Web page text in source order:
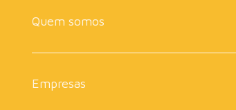
Quem somos
Empresas